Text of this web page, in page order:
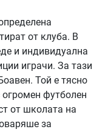
от клуба. В
и индивидуална
играчи. За тази
Той е тясно
футболен
от школата на
за